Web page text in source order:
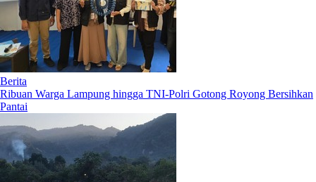
Berita
Ribuan Warga Lampung hingga TNI-Polri Gotong Royong Bersihkan
Pantai